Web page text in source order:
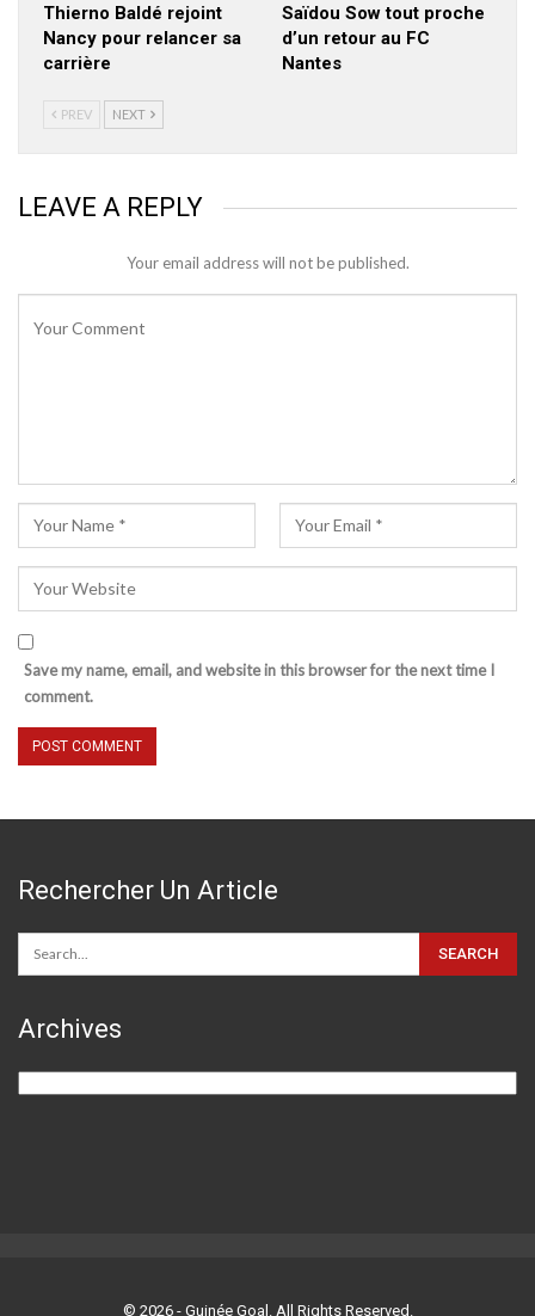
Thierno Baldé rejoint
Nancy pour relancer sa
carrière
Saïdou Sow tout proche
d’un retour au FC
Nantes
PREV NEXT
LEAVE A REPLY
Your email address will not be published.
Save my name, email, and website in this browser for the next time I
comment.
Rechercher Un Article
Archives
© 2026 - Guinée Goal. All Rights Reserved.